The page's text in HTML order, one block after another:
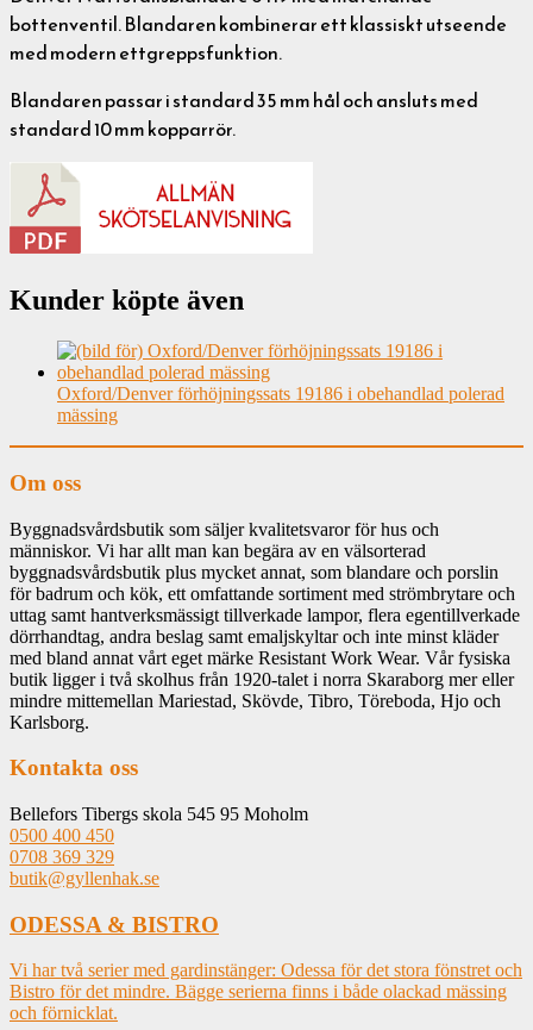
bottenventil. Blandaren kombinerar ett klassiskt utseende
med modern ettgreppsfunktion.
Blandaren passar i standard 35 mm hål och ansluts med
standard 10 mm kopparrör.
Kunder köpte även
Oxford/Denver förhöjningssats 19186 i obehandlad polerad
mässing
Om oss
Byggnadsvårdsbutik som säljer kvalitetsvaror för hus och
människor. Vi har allt man kan begära av en välsorterad
byggnadsvårdsbutik plus mycket annat, som blandare och porslin
för badrum och kök, ett omfattande sortiment med strömbrytare och
uttag samt hantverksmässigt tillverkade lampor, flera egentillverkade
dörrhandtag, andra beslag samt emaljskyltar och inte minst kläder
med bland annat vårt eget märke Resistant Work Wear. Vår fysiska
butik ligger i två skolhus från 1920-talet i norra Skaraborg mer eller
mindre mittemellan Mariestad, Skövde, Tibro, Töreboda, Hjo och
Karlsborg.
Kontakta oss
Bellefors Tibergs skola 545 95 Moholm
0500 400 450
0708 369 329
butik@gyllenhak.se
ODESSA & BISTRO
Vi har två serier med gardinstänger: Odessa för det stora fönstret och
Bistro för det mindre. Bägge serierna finns i både olackad mässing
och förnicklat.